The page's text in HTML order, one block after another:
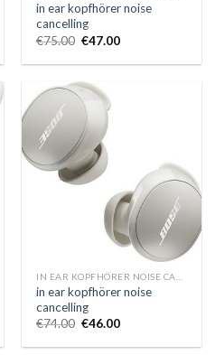
in ear kopfhörer noise
cancelling
€75.00 €47.00
in ear kopfhörer noise
cancelling
€74.00 €46.00